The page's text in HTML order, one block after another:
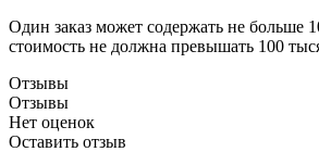
Один заказ может содержать не больше
стоимость не должна превышать 100
Отзывы
Отзывы
Нет оценок
Оставить отзыв